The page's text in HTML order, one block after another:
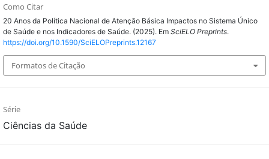
Como Citar
20 Anos da Política Nacional de Atenção Básica Impactos no Sistema Único
de Saúde e nos Indicadores de Saúde. (2025). Em SciELO Preprints.
https://doi.org/10.1590/SciELOPreprints.12167
Formatos de Citação
Série
Ciências da Saúde